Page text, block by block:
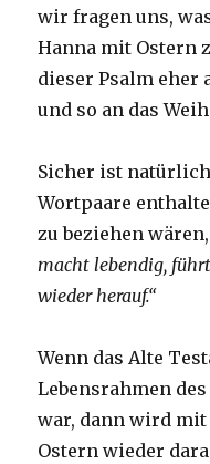
wir fragen uns,
Hanna mit Ostern
dieser Psalm eher
und so an das
Sicher ist
Wortpaare
zu beziehen wären,
macht lebendig,
wieder herauf.“
Wenn das Alte
Lebensrahmen
war, dann wird
Ostern wieder